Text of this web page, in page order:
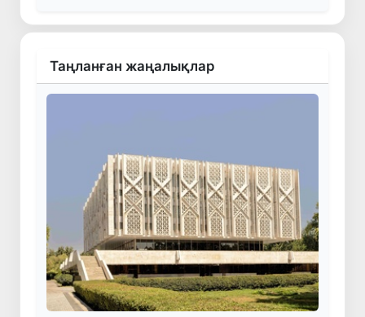
Таңланған жаңалықлар